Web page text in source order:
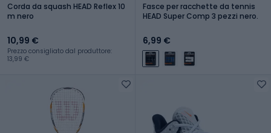
Corda da squash HEAD Reflex 10
m nero
10,99 €
Prezzo consigliato dal produttore:
13,99 €
Fasce per racchette da tennis
HEAD Super Comp 3 pezzi nero.
6,99 €